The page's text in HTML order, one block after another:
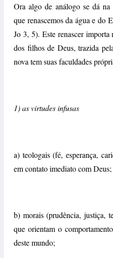
Ora algo de análogo se dá
que renascemos da água e do
Jo 3, 5). Este renascer
dos filhos de Deus, trazida
nova tem suas faculdades
1) as virtudes infusas
a) teologais (fé, esperança,
em contato imediato com Deus;
b) morais (prudência, justiça,
que orientam o
deste mundo;